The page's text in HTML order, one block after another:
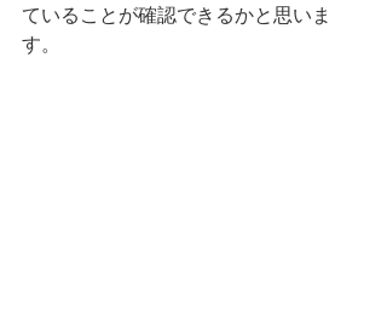
ていることが確認できるかと思いま
す。